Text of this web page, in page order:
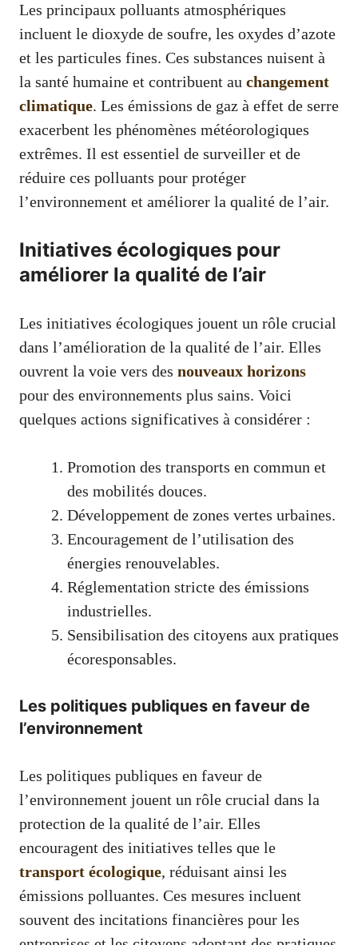
Les principaux polluants atmosphériques
incluent le dioxyde de soufre, les oxydes d’azote
et les particules fines. Ces substances nuisent à
la santé humaine et contribuent au changement
climatique. Les émissions de gaz à effet de serre
exacerbent les phénomènes météorologiques
extrêmes. Il est essentiel de surveiller et de
réduire ces polluants pour protéger
l’environnement et améliorer la qualité de l’air.
Initiatives écologiques pour
améliorer la qualité de l’air
Les initiatives écologiques jouent un rôle crucial
dans l’amélioration de la qualité de l’air. Elles
ouvrent la voie vers des nouveaux horizons
pour des environnements plus sains. Voici
quelques actions significatives à considérer :
Promotion des transports en commun et
des mobilités douces.
Développement de zones vertes urbaines.
Encouragement de l’utilisation des
énergies renouvelables.
Réglementation stricte des émissions
industrielles.
Sensibilisation des citoyens aux pratiques
écoresponsables.
Les politiques publiques en faveur de
l’environnement
Les politiques publiques en faveur de
l’environnement jouent un rôle crucial dans la
protection de la qualité de l’air. Elles
encouragent des initiatives telles que le
transport écologique, réduisant ainsi les
émissions polluantes. Ces mesures incluent
souvent des incitations financières pour les